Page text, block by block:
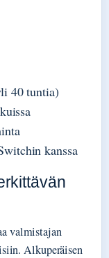
40 tuntia)
kanssa
valmistajan
Alkuperäisen